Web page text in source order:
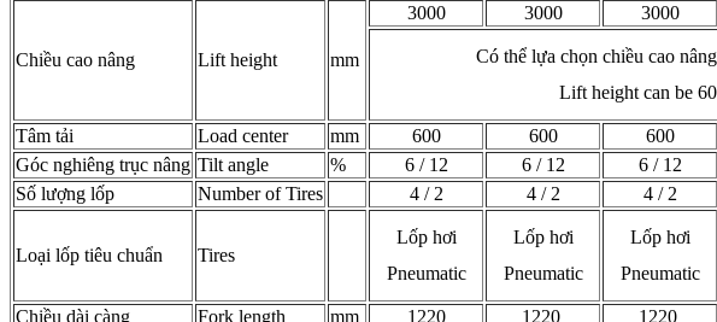
Chiều cao nâng Lift height mm
3000 3000 3000
Có thể lựa chọn chiều cao
Lift height can be
Tâm tải Load center mm 600 600 600
Góc nghiêng trục nâng Tilt angle % 6 / 12 6 / 12 6 / 12
Số lượng lốp
Number of Tires 4 / 2 4 / 2 4 / 2
Loại lốp tiêu chuẩn Tires
Lốp hơi
Pneumatic
Lốp hơi
Pneumatic
Lốp hơi
Pneumatic
Chiều dài càng Fork length mm 1220 1220 1220